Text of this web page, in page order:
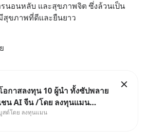
นอนหลับ และสุขภาพจิต ซึ่งล้วนเป็น
ขภาพที่ดีและยืนยาว
อกาสลงทุน 10 ผู้นำ ทั้งซัปพลาย
ชน AI จีน /โดย ลงทุนแมน
ลงทุนตรง คัด 10 ผู้นำเน้น ๆ ใน
สต์โดย ลงทุนแมน